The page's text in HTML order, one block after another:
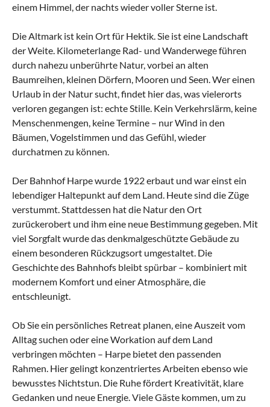
einem Himmel, der nachts wieder voller Sterne ist.
Die Altmark ist kein Ort für Hektik. Sie ist eine Landschaft
der Weite. Kilometerlange Rad- und Wanderwege führen
durch nahezu unberührte Natur, vorbei an alten
Baumreihen, kleinen Dörfern, Mooren und Seen. Wer einen
Urlaub in der Natur sucht, findet hier das, was vielerorts
verloren gegangen ist: echte Stille. Kein Verkehrslärm, keine
Menschenmengen, keine Termine – nur Wind in den
Bäumen, Vogelstimmen und das Gefühl, wieder
durchatmen zu können.
Der Bahnhof Harpe wurde 1922 erbaut und war einst ein
lebendiger Haltepunkt auf dem Land. Heute sind die Züge
verstummt. Stattdessen hat die Natur den Ort
zurückerobert und ihm eine neue Bestimmung gegeben. Mit
viel Sorgfalt wurde das denkmalgeschützte Gebäude zu
einem besonderen Rückzugsort umgestaltet. Die
Geschichte des Bahnhofs bleibt spürbar – kombiniert mit
modernem Komfort und einer Atmosphäre, die
entschleunigt.
Ob Sie ein persönliches Retreat planen, eine Auszeit vom
Alltag suchen oder eine Workation auf dem Land
verbringen möchten – Harpe bietet den passenden
Rahmen. Hier gelingt konzentriertes Arbeiten ebenso wie
bewusstes Nichtstun. Die Ruhe fördert Kreativität, klare
Gedanken und neue Energie. Viele Gäste kommen, um zu